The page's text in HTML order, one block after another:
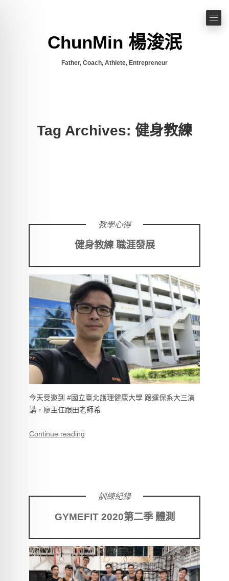
ChunMin 楊浚泯
Father, Coach, Athlete, Entrepreneur
Tag Archives: 健身教練
健身教練 職涯發展
教學心得
今天受邀到 #國立臺北護理健康大學 跟運保系大三演
講，廖主任跟田老師希
Continue reading
GYMEFIT 2020第二季 體測
訓練紀錄